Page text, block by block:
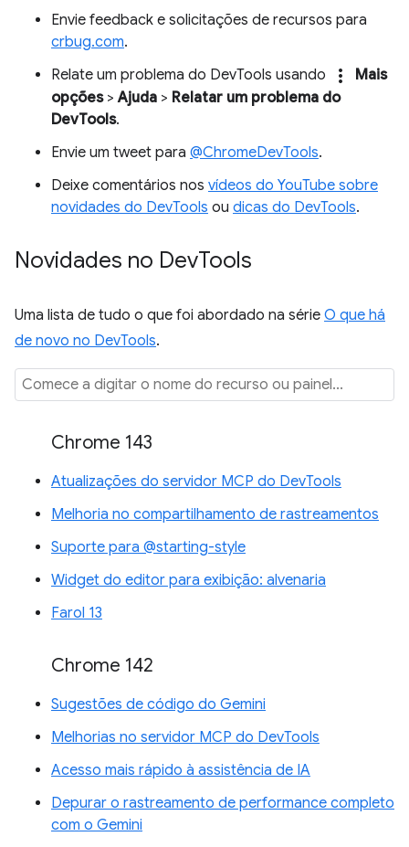
Envie feedback e solicitações de recursos para
crbug.com.
Relate um problema do DevTools usando
more_vert
Mais
opções>Ajuda > Relatar um problema do
DevTools.
Envie um tweet para @ChromeDevTools.
Deixe comentários nos vídeos do YouTube sobre
novidades do DevTools ou dicas do DevTools.
Novidades no DevTools
Uma lista de tudo o que foi abordado na série O que há
de novo no DevTools.
Chrome 143
Atualizações do servidor MCP do DevTools
Melhoria no compartilhamento de rastreamentos
Suporte para @starting-style
Widget do editor para exibição: alvenaria
Farol 13
Chrome 142
Sugestões de código do Gemini
Melhorias no servidor MCP do DevTools
Acesso mais rápido à assistência de IA
Depurar o rastreamento de performance completo
com o Gemini